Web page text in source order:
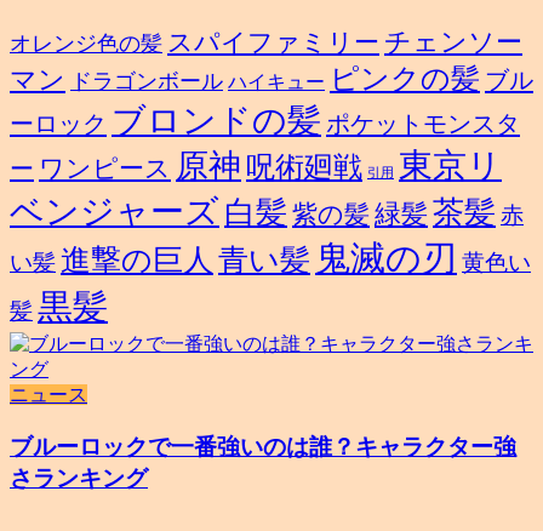
オレンジ色の髪 スパイファミリー チェンソー
マン
ドラゴンボール ハイキュー ピンクの髪 ブル
ーロック ブロンドの髪 ポケットモンスタ
ー ワンピース 原神 呪術廻戦 引用
東京リ
ベンジャーズ 白髪 紫の髪 緑髪 茶髪 赤
い髪進撃の巨人 青い髪 鬼滅の刃 黄色い
髪黒髪
ニュース
ブルーロックで一番強いのは誰？キャラクター強
さランキング